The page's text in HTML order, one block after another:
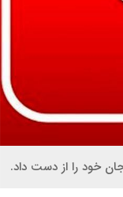
خود را از دست داد.